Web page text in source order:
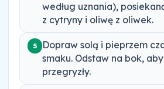
według uznania),
z cytryny i oliwę z oliwek.
5
Dopraw solą i pieprzem
smaku. Odstaw na bok,
przegryzły.